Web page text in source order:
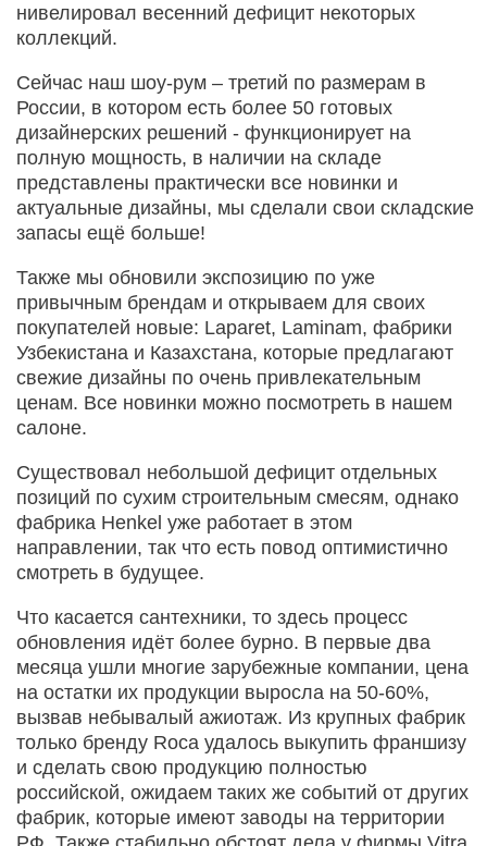
нивелировал весенний дефицит некоторых
коллекций.
Сейчас наш шоу-рум – третий по размерам в
России, в котором есть более 50 готовых
дизайнерских решений - функционирует на
полную мощность, в наличии на складе
представлены практически все новинки и
актуальные дизайны, мы сделали свои складские
запасы ещё больше!
Также мы обновили экспозицию по уже
привычным брендам и открываем для своих
покупателей новые: Laparet, Laminam, фабрики
Узбекистана и Казахстана, которые предлагают
свежие дизайны по очень привлекательным
ценам. Все новинки можно посмотреть в нашем
салоне.
Существовал небольшой дефицит отдельных
позиций по сухим строительным смесям, однако
фабрика Henkel уже работает в этом
направлении, так что есть повод оптимистично
смотреть в будущее.
Что касается сантехники, то здесь процесс
обновления идёт более бурно. В первые два
месяца ушли многие зарубежные компании, цена
на остатки их продукции выросла на 50-60%,
вызвав небывалый ажиотаж. Из крупных фабрик
только бренду Roca удалось выкупить франшизу
и сделать свою продукцию полностью
российской, ожидаем таких же событий от других
фабрик, которые имеют заводы на территории